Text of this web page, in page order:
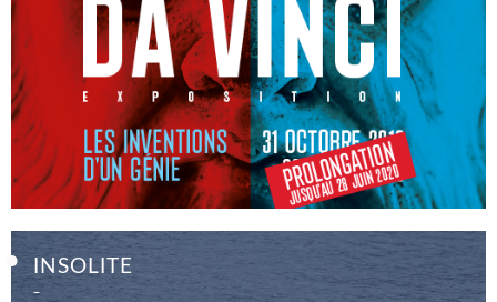
INSOLITE
–